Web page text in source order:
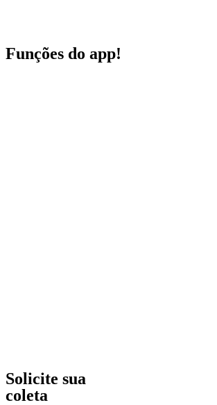
Funções do app!
Solicite sua
coleta